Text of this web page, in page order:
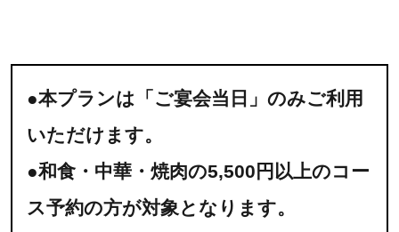
●本プランは「ご宴会当日」のみご利用
いただけます。
●和食・中華・焼肉の5,500円以上のコー
ス予約の方が対象となります。